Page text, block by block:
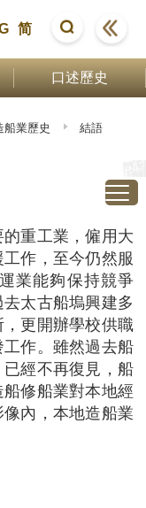
简
口述歷史
船業歷史 結語
重工業，僱用大
作，至今仍然服
業能夠保持競爭
太古船塢興建多
更開辦學校供職
作。雖然過去船
經不再復見，船
修船業對本地經
內，本地造船業